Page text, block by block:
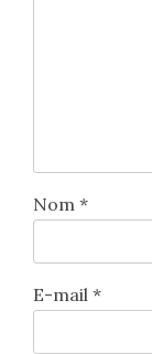
Nom *
E-mail *